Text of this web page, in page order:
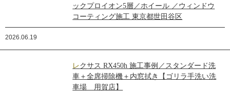
ックプロイオン5層／ホイール ／ウィンドウ
コーティング施工 東京都世田谷区
2026.06.19
レクサス RX450h 施工事例／スタンダード洗
車＋全席掃除機＋内窓拭き【ゴリラ手洗い洗
車場 用賀店】